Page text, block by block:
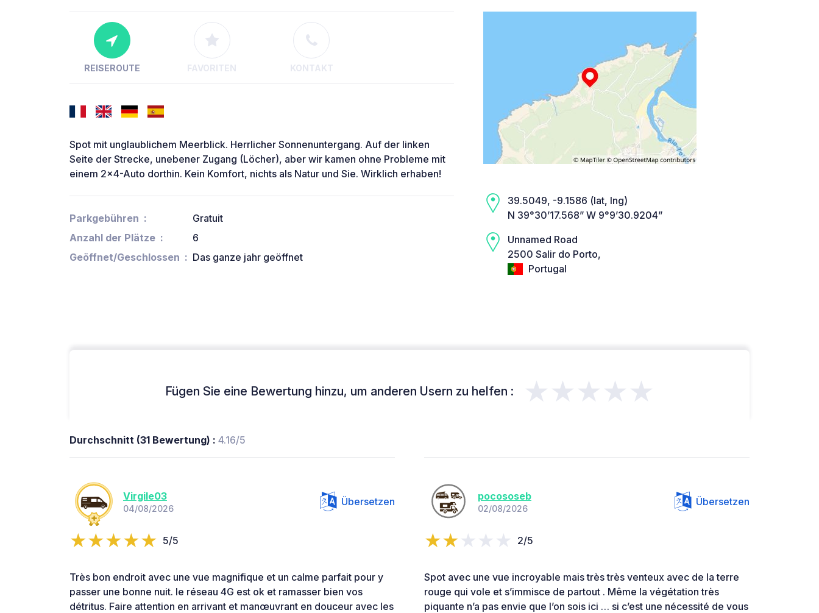
REISEROUTE FAVORITEN KONTAKT
Spot mit unglaublichem Meerblick. Herrlicher Sonnenuntergang. Auf der linken
Seite der Strecke, unebener Zugang (Löcher), aber wir kamen ohne Probleme mit
einem 2x4-Auto dorthin. Kein Komfort, nichts als Natur und Sie. Wirklich erhaben!
Parkgebühren
Gratuit
Anzahl der Plätze
6
Geöffnet/Geschlossen
Das ganze jahr geöffnet
39.5049, -9.1586 (lat, lng)
N 39°30’17.568” W 9°9’30.9204”
Unnamed Road
2500 Salir do Porto,
Portugal
Fügen Sie eine Bewertung hinzu, um anderen Usern zu helfen : ★★★★★
Durchschnitt (31 Bewertung) : 4.16/5
Virgile03
04/08/2026
Übersetzen
5/5
Très bon endroit avec une vue magnifique et un calme parfait pour y
passer une bonne nuit. le réseau 4G est ok et ramasser bien vos
détritus. Faire attention en arrivant et manœuvrant en douceur avec les
pocososeb
02/08/2026
Übersetzen
2/5
Spot avec une vue incroyable mais très très venteux avec de la terre
rouge qui vole et s’immisce de partout . Même la végétation très
piquante n’a pas envie que l’on sois ici … si c’est une nécessité de vous